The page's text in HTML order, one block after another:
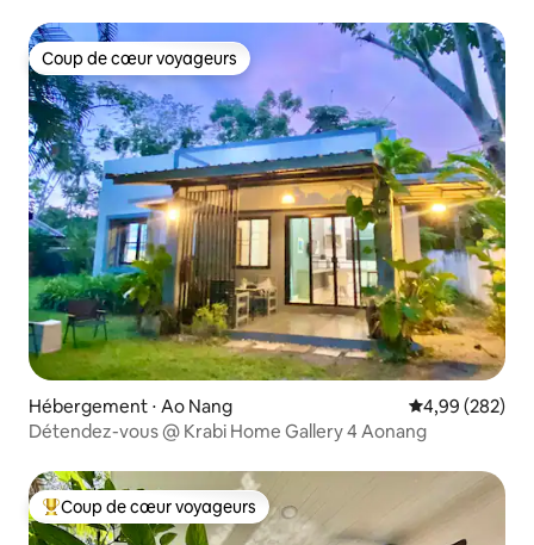
Coup de cœur voyageurs
Coup de cœur voyageurs
Hébergement ⋅ Ao Nang Évaluation
4,99 (282)
Détendez-vous @ Krabi Home Gallery 4 Aonang
Coups de cœur voyageurs les plus appréciés
Coup de cœur voyageurs